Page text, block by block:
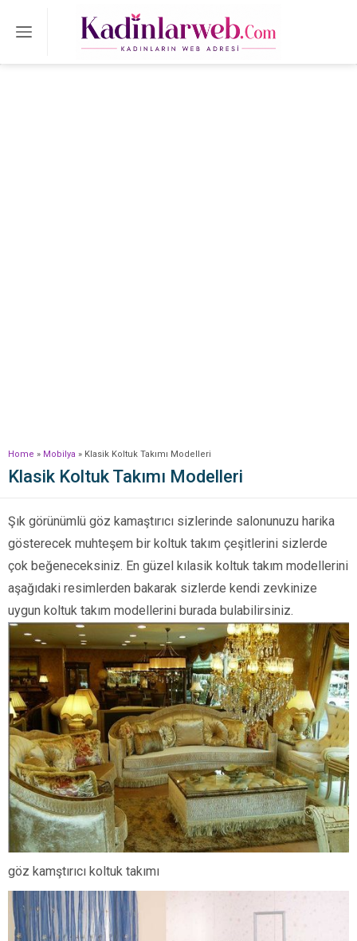
Home » Mobilya » Klasik Koltuk Takımı Modelleri
Klasik Koltuk Takımı Modelleri
Şık görünümlü göz kamaştırıcı sizlerinde salonunuzu harika
gösterecek muhteşem bir koltuk takım çeşitlerini sizlerde
çok beğeneceksiniz. En güzel kılasik koltuk takım modellerini
aşağıdaki resimlerden bakarak sizlerde kendi zevkinize
uygun koltuk takım modellerini burada bulabilirsiniz.
göz kamştırıcı koltuk takımı